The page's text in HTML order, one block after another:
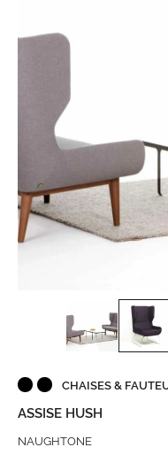
CHAISES &
ASSISE HUSH
NAUGHTONE